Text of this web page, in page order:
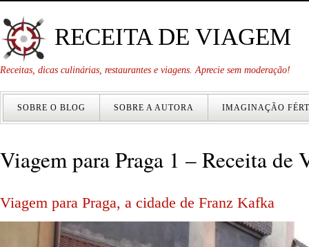
RECEITA DE VIAGEM
Receitas, dicas culinárias, restaurantes e viagens. Aprecie sem moderação!
SOBRE O BLOG SOBRE A AUTORA IMAGINAÇÃO
Viagem para Praga 1 – Receita de
Viagem para Praga, a cidade de Franz Kafka